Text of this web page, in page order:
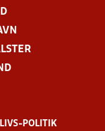
POLITIK